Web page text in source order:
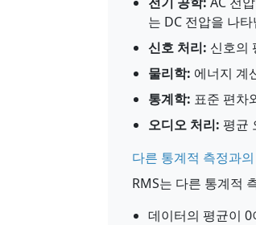
는 DC 전압을 나
신호 처리: 신호의
물리학: 에너지 계
통계학: 표준 편차
오디오 처리: 평균
다른 통계적 측정과
RMS는 다른 통계적
데이터의 평균이